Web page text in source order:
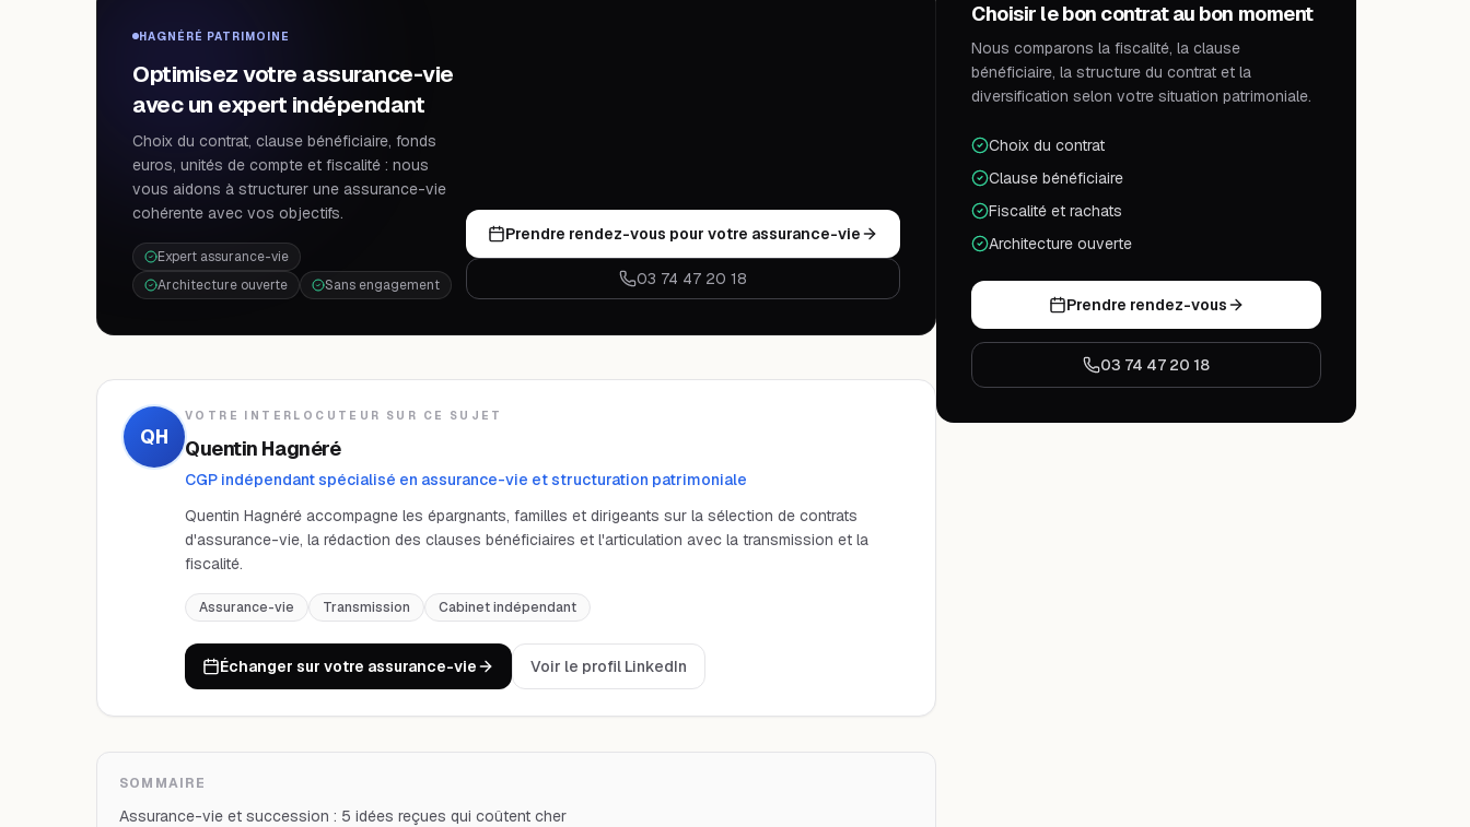
HAGNÉRÉ PATRIMOINE
Optimisez votre assurance-vie
avec un expert indépendant
Choix du contrat, clause bénéficiaire, fonds
euros, unités de compte et fiscalité : nous
vous aidons à structurer une assurance-vie
cohérente avec vos objectifs.
Expert assurance-vie
Architecture ouverte
Sans engagement
Prendre rendez-vous pour votre assurance-vie
03 74 47 20 18
QH
VOTRE INTERLOCUTEUR SUR CE SUJET
Quentin Hagnéré
CGP indépendant spécialisé en assurance-vie et structuration patrimoniale
Quentin Hagnéré accompagne les épargnants, familles et dirigeants sur la sélection de contrats
d'assurance-vie, la rédaction des clauses bénéficiaires et l'articulation avec la transmission et la
fiscalité.
Assurance-vie Transmission Cabinet indépendant
Échanger sur votre assurance-vie Voir le profil LinkedIn
SOMMAIRE
Assurance-vie et succession : 5 idées reçues qui coûtent cher
Choisir le bon contrat au bon moment
Nous comparons la fiscalité, la clause
bénéficiaire, la structure du contrat et la
diversification selon votre situation patrimoniale.
Choix du contrat
Clause bénéficiaire
Fiscalité et rachats
Architecture ouverte
Prendre rendez-vous
03 74 47 20 18